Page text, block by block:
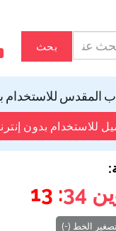
بحث
المقدس للاستخدام
للاستخدام بدون
34
: 13
تصغير الخط (-)